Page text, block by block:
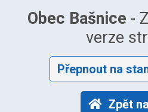
Obec Bašnice -
verze
Přepnout na
Zpět